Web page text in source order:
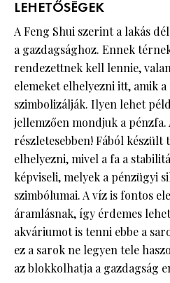
LEHETŐSÉGEK
A Feng Shui szerint a lakás
a gazdagsághoz. Ennek
rendezettnek kell lennie,
elemeket elhelyezni itt, amik a
szimbolizálják. Ilyen lehet
jellemzően mondjuk a
részletesebben! Fából
elhelyezni, mivel a fa a
képviseli, melyek a pénzügyi
szimbólumai. A víz is fontos
áramlásnak, így érdemes
akváriumot is tenni ebbe a
ez a sarok ne legyen tele
az blokkolhatja a gazdagság